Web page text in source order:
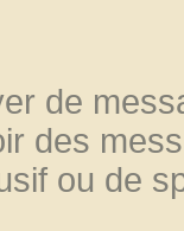
de
des
ou de